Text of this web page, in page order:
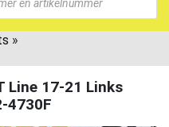
»
Line 17-21 Links
4730F